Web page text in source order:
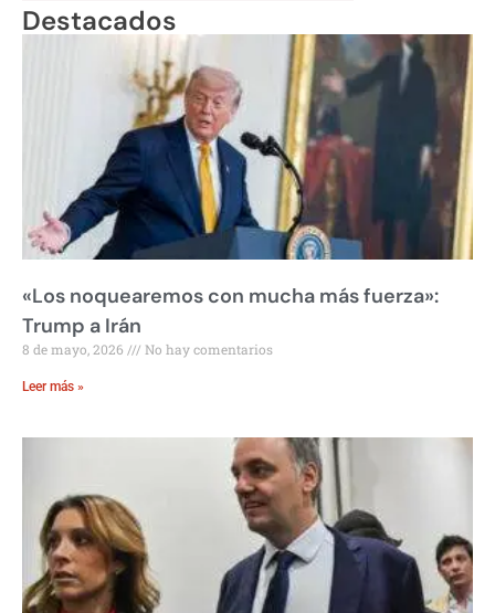
Destacados
«Los noquearemos con mucha más fuerza»:
Trump a Irán
8 de mayo, 2026 No hay comentarios
Leer más »